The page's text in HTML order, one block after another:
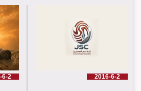
اللجنة كلمة باسم جمعية البراعم للعمل
2016-6-2
6-2